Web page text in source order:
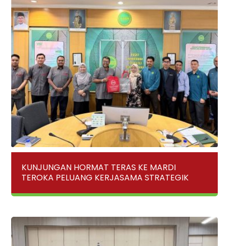
KUNJUNGAN HORMAT TERAS KE MARDI
TEROKA PELUANG KERJASAMA STRATEGIK